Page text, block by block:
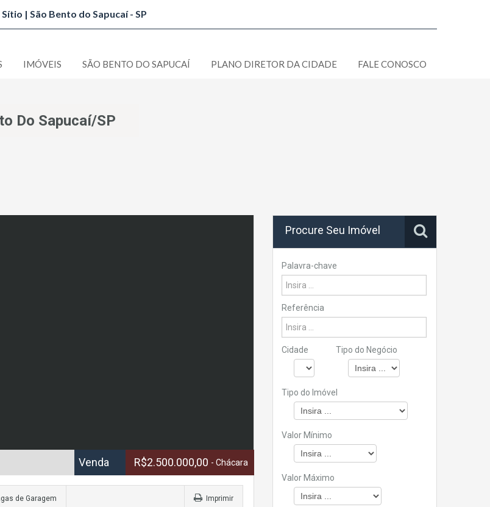
| São Bento do Sapucaí - SP
IMÓVEIS SÃO BENTO DO SAPUCAÍ PLANO DIRETOR DA CIDADE FALE CONOSCO
Do Sapucaí/SP
Venda R$2.500.000,00 - Chácara
de Garagem Imprimir
Procure Seu Imóvel
Palavra-chave
Referência
Cidade Tipo do Negócio
Tipo do Imóvel
Valor Mínimo
Valor Máximo